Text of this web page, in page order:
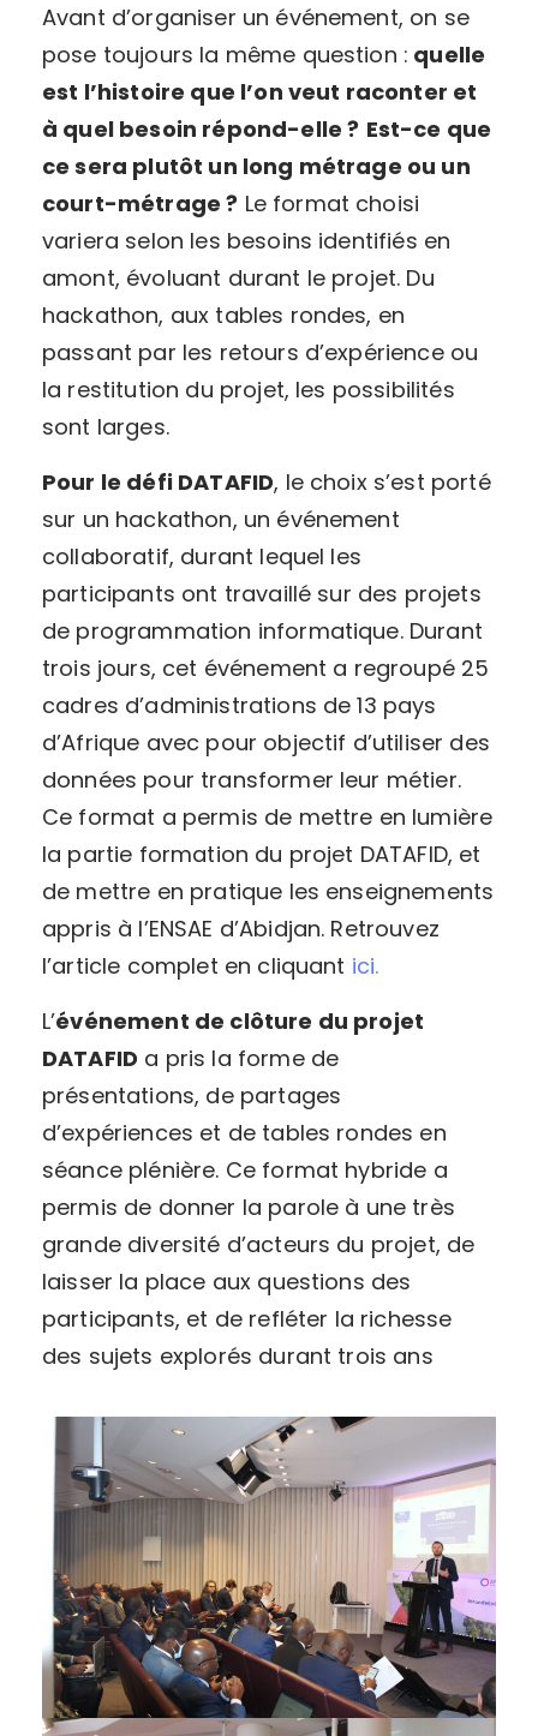
Avant d’organiser un événement, on se
pose toujours la même question : quelle
est l’histoire que l’on veut raconter et
à quel besoin répond-elle ? Est-ce que
ce sera plutôt un long métrage ou un
court-métrage ? Le format choisi
variera selon les besoins identifiés en
amont, évoluant durant le projet. Du
hackathon, aux tables rondes, en
passant par les retours d’expérience ou
la restitution du projet, les possibilités
sont larges.
Pour le défi DATAFID, le choix s’est porté
sur un hackathon, un événement
collaboratif, durant lequel les
participants ont travaillé sur des projets
de programmation informatique. Durant
trois jours, cet événement a regroupé 25
cadres d’administrations de 13 pays
d’Afrique avec pour objectif d’utiliser des
données pour transformer leur métier.
Ce format a permis de mettre en lumière
la partie formation du projet DATAFID, et
de mettre en pratique les enseignements
appris à l’ENSAE d’Abidjan. Retrouvez
l’article complet en cliquant ici.
L’événement de clôture du projet
DATAFID a pris la forme de
présentations, de partages
d’expériences et de tables rondes en
séance plénière. Ce format hybride a
permis de donner la parole à une très
grande diversité d’acteurs du projet, de
laisser la place aux questions des
participants, et de refléter la richesse
des sujets explorés durant trois ans